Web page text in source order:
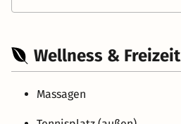
Wellness & Freizeit
Massagen